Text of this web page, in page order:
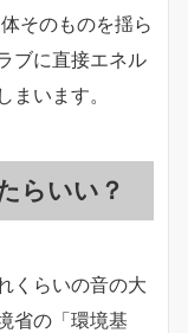
そのものを揺ら
ブに直接エネル
まいます。
らいい？
くらいの音の大
省の「環境基